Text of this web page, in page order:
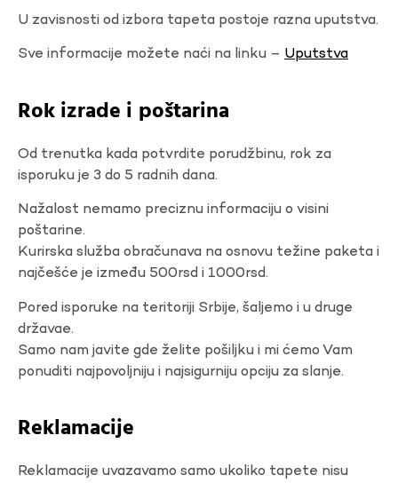
U zavisnosti od izbora tapeta postoje razna uputstva.
Sve informacije možete naći na linku – Uputstva
Rok izrade i poštarina
Od trenutka kada potvrdite porudžbinu, rok za
isporuku je 3 do 5 radnih dana.
Nažalost nemamo preciznu informaciju o visini
poštarine.
Kurirska služba obračunava na osnovu težine paketa i
najčešće je između 500rsd i 1000rsd.
Pored isporuke na teritoriji Srbije, šaljemo i u druge
državae.
Samo nam javite gde želite pošiljku i mi ćemo Vam
ponuditi najpovoljniju i najsigurniju opciju za slanje.
Reklamacije
Reklamacije uvazavamo samo ukoliko tapete nisu